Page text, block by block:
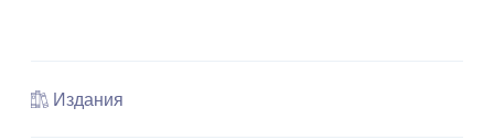
Издания